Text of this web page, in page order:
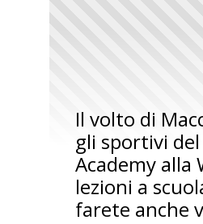
Il volto di
gli sportivi
Academy alla
lezioni a
farete anche